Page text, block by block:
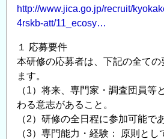
http://www.jica.go.jp/recruit/
4rskb-att/11_ecosy…
１ 応募要件
本研修の応募者は、下記の全ての
ます。
（1）将来、専門家・調査団員等
わる意志があること。
（2）研修の全日程に参加可能で
（3）専門能力・経験： 原則と